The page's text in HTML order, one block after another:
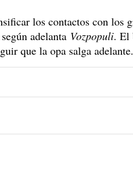
los contactos con los
según adelanta Vozpopuli. El
que la opa salga adelante.